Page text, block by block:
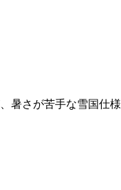
暑さが苦手な雪国仕様